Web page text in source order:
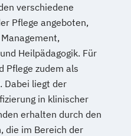
verschiedene
Pflege angeboten,
Heilpädagogik. Für
Pflege zudem als
Dabei liegt der
in klinischer
erhalten durch den
die im Bereich der